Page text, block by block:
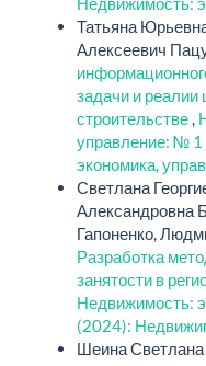
Татьяна
Алексеевич
задачи и
строительстве,
управление: №
экономика,
Светлана
Александровна
Гапоненко,
Разработка
занятости в
Недвижимость:
(2024):
Шеина Светлана